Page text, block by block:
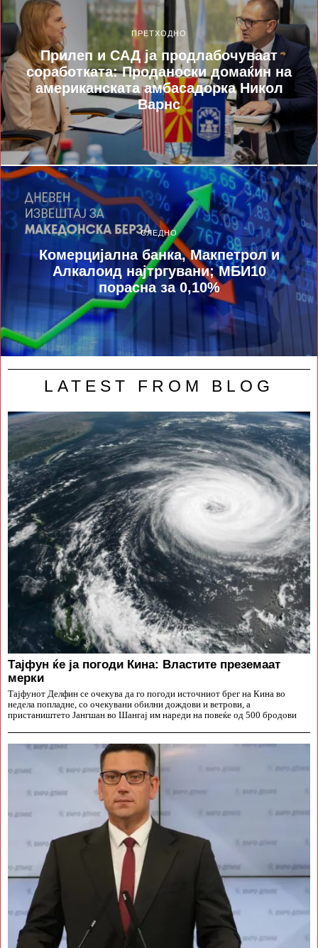
ПРЕТХОДНО
Прилеп и САД ја продлабочуваат
соработката: Проданоски домаќин на
американската амбасадорка Никол
Варнс
СЛЕДНО
Комерцијална банка, Макпетрол и
Алкалоид најтргувани; МБИ10
порасна за 0,10%
LATEST FROM BLOG
Тајфун ќе ја погоди Кина: Властите преземаат
мерки
Тајфунот Делфин се очекува да го погоди источниот брег на Кина во
недела попладне, со очекувани обилни дождови и ветрови, а
пристаништето Јангшан во Шангај им нареди на повеќе од 500 бродови